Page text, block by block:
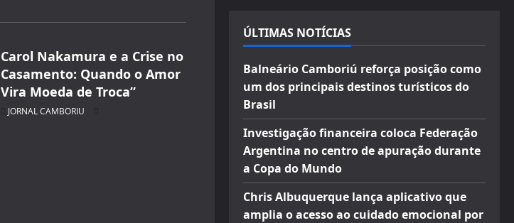
Carol Nakamura e a Crise no
Casamento: Quando o Amor
Vira Moeda de Troca”
JORNAL CAMBORIU
ÚLTIMAS NOTÍCIAS
Balneário Camboriú reforça posição como
um dos principais destinos turísticos do
Brasil
Investigação financeira coloca Federação
Argentina no centro de apuração durante
a Copa do Mundo
Chris Albuquerque lança aplicativo que
amplia o acesso ao cuidado emocional por